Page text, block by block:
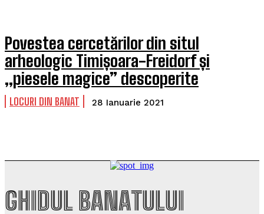
Povestea cercetărilor din situl
arheologic Timișoara-Freidorf și
„piesele magice” descoperite
LOCURI DIN BANAT 28 Ianuarie 2021
GHIDUL BANATULUI